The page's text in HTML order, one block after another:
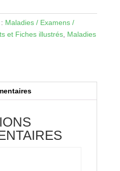
Maladies / Examens /
et Fiches illustrés, Maladies